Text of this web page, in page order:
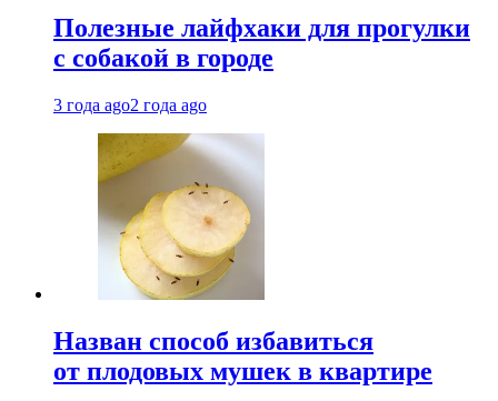
Полезные лайфхаки для прогулки
с собакой в городе
3 года ago2 года ago
Назван способ избавиться
от плодовых мушек в квартире